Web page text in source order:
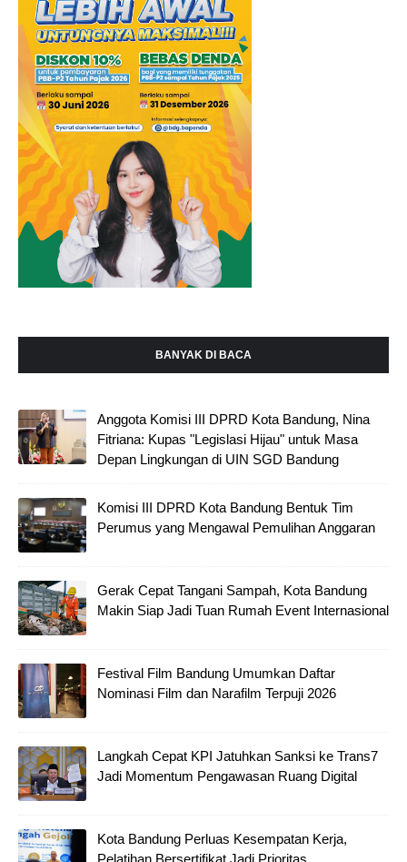
BANYAK DI BACA
Anggota Komisi III DPRD Kota Bandung, Nina
Fitriana: Kupas "Legislasi Hijau" untuk Masa
Depan Lingkungan di UIN SGD Bandung
Komisi III DPRD Kota Bandung Bentuk Tim
Perumus yang Mengawal Pemulihan Anggaran
Gerak Cepat Tangani Sampah, Kota Bandung
Makin Siap Jadi Tuan Rumah Event Internasional
Festival Film Bandung Umumkan Daftar
Nominasi Film dan Narafilm Terpuji 2026
Langkah Cepat KPI Jatuhkan Sanksi ke Trans7
Jadi Momentum Pengawasan Ruang Digital
Kota Bandung Perluas Kesempatan Kerja,
Pelatihan Bersertifikat Jadi Prioritas